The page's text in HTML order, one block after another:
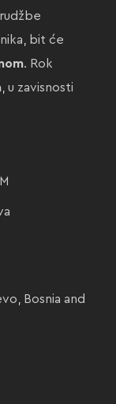
bit će
. Rok
, u zavisnosti
Bosnia and